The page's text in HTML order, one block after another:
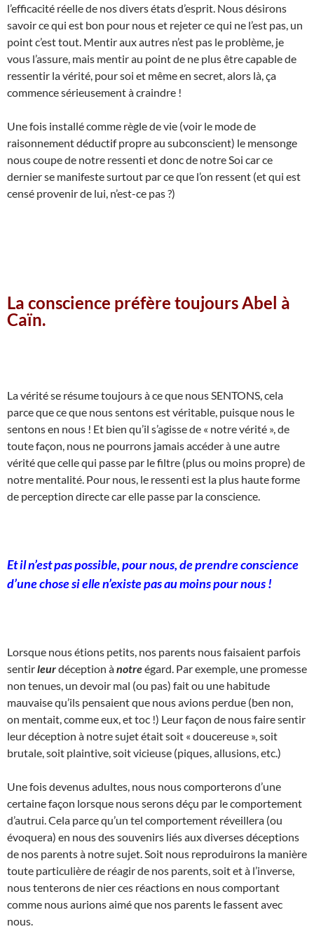
l’efficacité réelle de nos divers états d’esprit. Nous désirons
savoir ce qui est bon pour nous et rejeter ce qui ne l’est pas, un
point c’est tout. Mentir aux autres n’est pas le problème, je
vous l’assure, mais mentir au point de ne plus être capable de
ressentir la vérité, pour soi et même en secret, alors là, ça
commence sérieusement à craindre !
Une fois installé comme règle de vie (voir le mode de
raisonnement déductif propre au subconscient) le mensonge
nous coupe de notre ressenti et donc de notre Soi car ce
dernier se manifeste surtout par ce que l’on ressent (et qui est
censé provenir de lui, n’est-ce pas ?)
La conscience préfère toujours Abel à
Caïn.
La vérité se résume toujours à ce que nous SENTONS, cela
parce que ce que nous sentons est véritable, puisque nous le
sentons en nous ! Et bien qu’il s’agisse de « notre vérité », de
toute façon, nous ne pourrons jamais accéder à une autre
vérité que celle qui passe par le filtre (plus ou moins propre) de
notre mentalité. Pour nous, le ressenti est la plus haute forme
de perception directe car elle passe par la conscience.
Et il n’est pas possible, pour nous, de prendre conscience
d’une chose si elle n’existe pas au moins pour nous !
Lorsque nous étions petits, nos parents nous faisaient parfois
sentirleurdéception ànotreégard. Par exemple, une promesse
non tenues, un devoir mal (ou pas) fait ou une habitude
mauvaise qu’ils pensaient que nous avions perdue (ben non,
on mentait, comme eux, et toc !) Leur façon de nous faire sentir
leur déception à notre sujet était soit « doucereuse », soit
brutale, soit plaintive, soit vicieuse (piques, allusions, etc.)
Une fois devenus adultes, nous nous comporterons d’une
certaine façon lorsque nous serons déçu par le comportement
d’autrui. Cela parce qu’un tel comportement réveillera (ou
évoquera) en nous des souvenirs liés aux diverses déceptions
de nos parents à notre sujet. Soit nous reproduirons la manière
toute particulière de réagir de nos parents, soit et à l’inverse,
nous tenterons de nier ces réactions en nous comportant
comme nous aurions aimé que nos parents le fassent avec
nous.